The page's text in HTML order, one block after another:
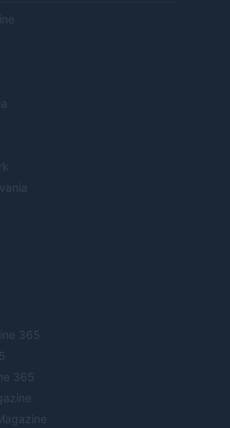
365
365